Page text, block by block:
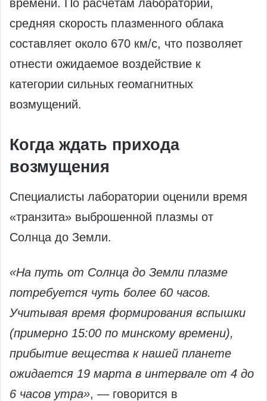
времени. По расчётам лаборатории,
средняя скорость плазменного облака
составляет около 670 км/с, что позволяет
отнести ожидаемое воздействие к
категории сильных геомагнитных
возмущений.
Когда ждать прихода
возмущения
Специалисты лаборатории оценили время
«транзита» выброшенной плазмы от
Солнца до Земли.
«На путь от Солнца до Земли плазме
потребуется чуть более 60 часов.
Учитывая время формирования вспышки
(примерно 15:00 по минскому времени),
прибытие вещества к нашей планете
ожидается 19 марта в интервале от 4 до
6 часов утра», — говорится в